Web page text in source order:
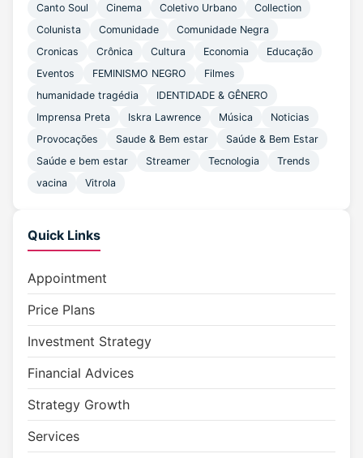
Canto Soul Cinema Coletivo Urbano
Collection
Colunista
Comunidade
Comunidade Negra
Cronicas
Crônica Cultura Economia
Educação
Eventos
FEMINISMO NEGRO
Filmes
humanidade tragédia
IDENTIDADE & GÊNERO
Imprensa Preta
Iskra Lawrence Música
Noticias
Provocações
Saude & Bem estar
Saúde & Bem Estar
Saúde e bem estar
Streamer Tecnologia
Trends
vacina
Vitrola
Quick Links
Appointment
Price Plans
Investment Strategy
Financial Advices
Strategy Growth
Services